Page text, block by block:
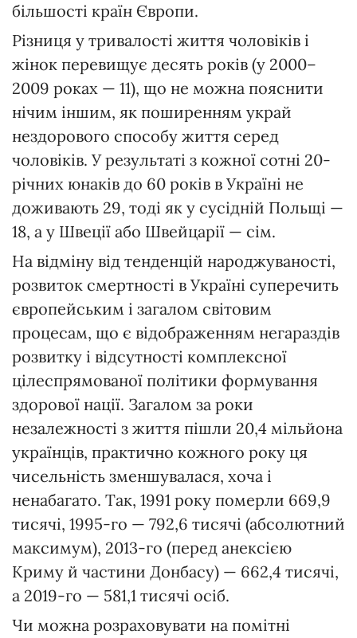
більшості країн Європи.
Різниця у тривалості життя чоловіків і
жінок перевищує десять років (у 2000–
2009 роках — 11), що не можна пояснити
нічим іншим, як поширенням украй
нездорового способу життя серед
чоловіків. У результаті з кожної сотні 20-
річних юнаків до 60 років в Україні не
доживають 29, тоді як у сусідній Польщі —
18, а у Швеції або Швейцарії — сім.
На відміну від тенденцій народжуваності,
розвиток смертності в Україні суперечить
європейським і загалом світовим
процесам, що є відображенням негараздів
розвитку і відсутності комплексної
цілеспрямованої політики формування
здорової нації. Загалом за роки
незалежності з життя пішли 20,4 мільйона
українців, практично кожного року ця
чисельність зменшувалася, хоча і
ненабагато. Так, 1991 року померли 669,9
тисячі, 1995-го — 792,6 тисячі (абсолютний
максимум), 2013-го (перед анексією
Криму й частини Донбасу) — 662,4 тисячі,
а 2019-го — 581,1 тисячі осіб.
Чи можна розраховувати на помітні